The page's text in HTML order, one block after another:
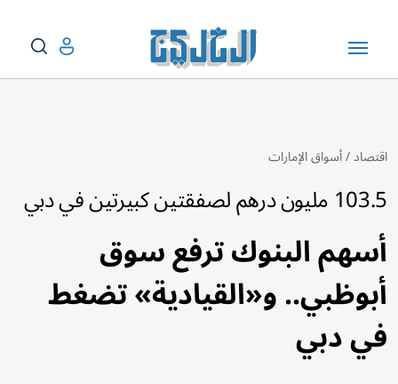
اقتصاد/أسواق الإمارات
103.5 مليون درهم لصفقتين كبيرتين في دبي
أسهم البنوك ترفع سوق
أبوظبي.. و«القيادية» تضغط
في دبي